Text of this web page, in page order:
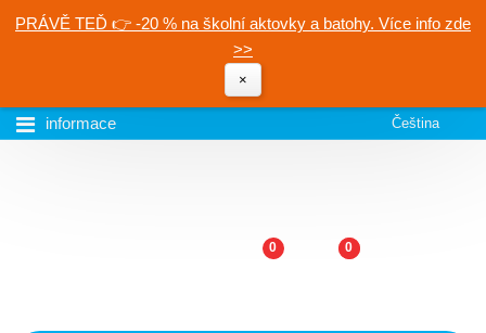
PRÁVĚ TEĎ 👉 -20 % na školní aktovky a batohy. Více info zde
>>
×
informace Čeština
0 0